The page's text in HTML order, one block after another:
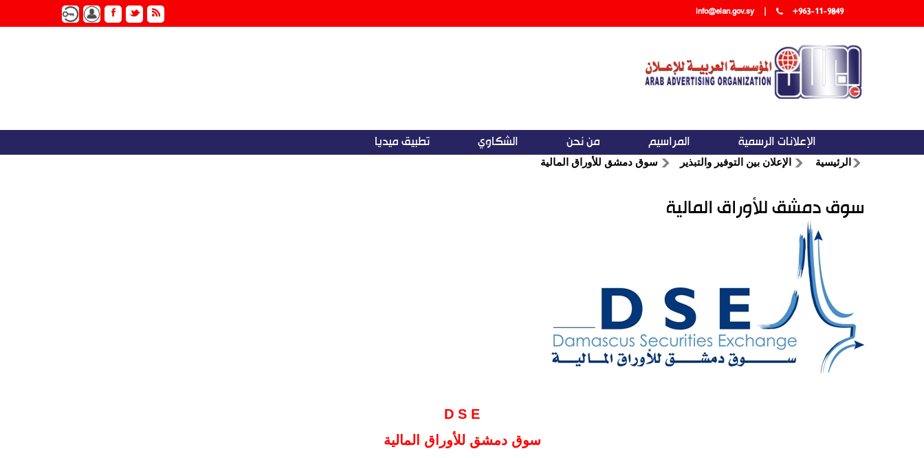
info@elan.gov.sy | +963-11-9849
الإعلانات الرسمية المراسيم من نحن الشكاوي تطبيق ميديا
الرئيسية الإعلان بين التوفير والتبذير سوق دمشق للأوراق المالية
سوق دمشق للأوراق المالية
D S E
سوق دمشق للأوراق المالية